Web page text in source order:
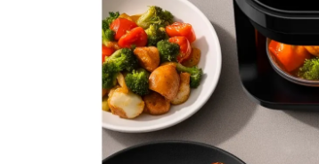
Артикул:ZAF-902
Поделитесь впечатлениями